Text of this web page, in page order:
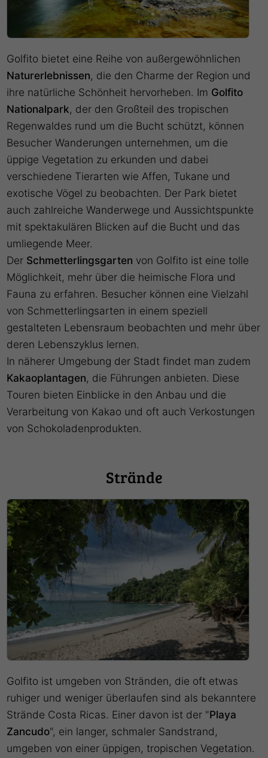
Golfito bietet eine Reihe von außergewöhnlichen
Naturerlebnissen, die den Charme der Region und
ihre natürliche Schönheit hervorheben. Im Golfito
Nationalpark, der den Großteil des tropischen
Regenwaldes rund um die Bucht schützt, können
Besucher Wanderungen unternehmen, um die
üppige Vegetation zu erkunden und dabei
verschiedene Tierarten wie Affen, Tukane und
exotische Vögel zu beobachten. Der Park bietet
auch zahlreiche Wanderwege und Aussichtspunkte
mit spektakulären Blicken auf die Bucht und das
umliegende Meer.
Der Schmetterlingsgarten von Golfito ist eine tolle
Möglichkeit, mehr über die heimische Flora und
Fauna zu erfahren. Besucher können eine Vielzahl
von Schmetterlingsarten in einem speziell
gestalteten Lebensraum beobachten und mehr über
deren Lebenszyklus lernen.
In näherer Umgebung der Stadt findet man zudem
Kakaoplantagen, die Führungen anbieten. Diese
Touren bieten Einblicke in den Anbau und die
Verarbeitung von Kakao und oft auch Verkostungen
von Schokoladenprodukten.
Strände
Golfito ist umgeben von Stränden, die oft etwas
ruhiger und weniger überlaufen sind als bekanntere
Strände Costa Ricas. Einer davon ist der "Playa
Zancudo", ein langer, schmaler Sandstrand,
umgeben von einer üppigen, tropischen Vegetation.